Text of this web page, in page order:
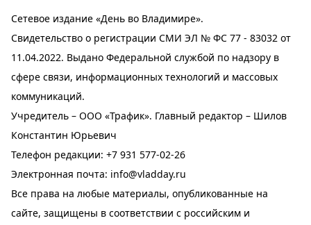
Сетевое издание «День во Владимире».
Свидетельство о регистрации СМИ ЭЛ № ФС 77 - 83032 от
11.04.2022. Выдано Федеральной службой по надзору в
сфере связи, информационных технологий и массовых
коммуникаций.
Учредитель – ООО «Трафик». Главный редактор – Шилов
Константин Юрьевич
Телефон редакции: +7 931 577-02-26
Электронная почта: info@vladday.ru
Все права на любые материалы, опубликованные на
сайте, защищены в соответствии с российским и